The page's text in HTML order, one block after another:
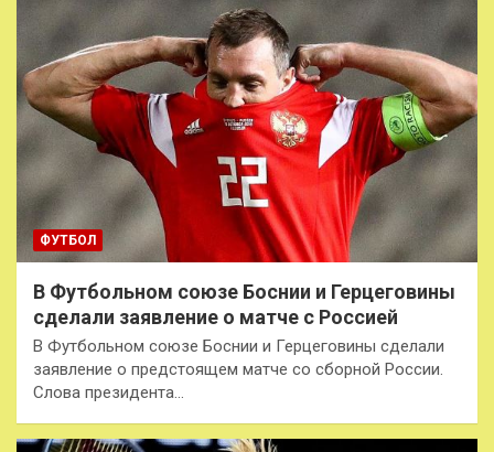
ФУТБОЛ
В Футбольном союзе Боснии и Герцеговины
сделали заявление о матче с Россией
В Футбольном союзе Боснии и Герцеговины сделали
заявление о предстоящем матче со сборной России.
Слова президента…